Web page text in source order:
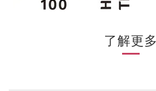
了解更多